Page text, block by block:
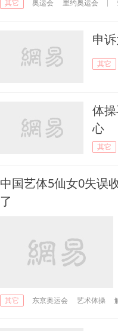
其它 奥运会 里约奥运会
申
其它
体
心
其它
中国艺体5仙女0失误
了
其它 东京奥运会 艺术体操